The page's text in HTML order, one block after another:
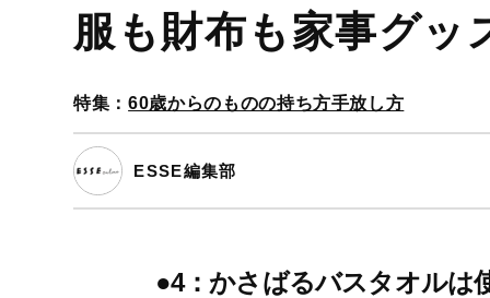
服も財布も家事グッ
特集：60歳からのものの持ち方手放し方
ESSE編集部
●4：かさばるバスタオルは